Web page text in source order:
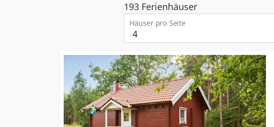
193 Ferienhäuser
Häuser pro Seite